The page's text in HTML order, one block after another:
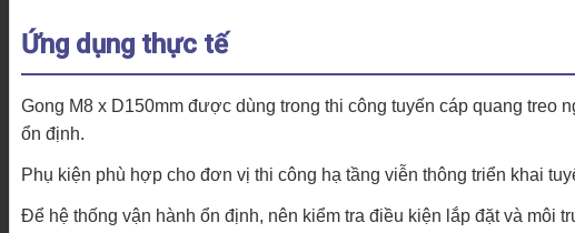
Ứng dụng thực tế
Gong M8 x D150mm được dùng trong thi công tuyến cáp quang treo
ổn định.
Phụ kiện phù hợp cho đơn vị thi công hạ tầng viễn thông triển khai
Để hệ thống vận hành ổn định, nên kiểm tra điều kiện lắp đặt và môi